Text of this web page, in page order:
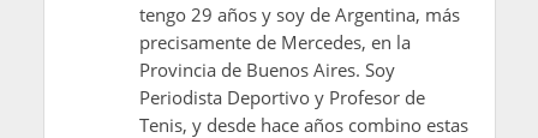
tengo 29 años y soy de Argentina, más
precisamente de Mercedes, en la
Provincia de Buenos Aires. Soy
Periodista Deportivo y Profesor de
Tenis, y desde hace años combino estas